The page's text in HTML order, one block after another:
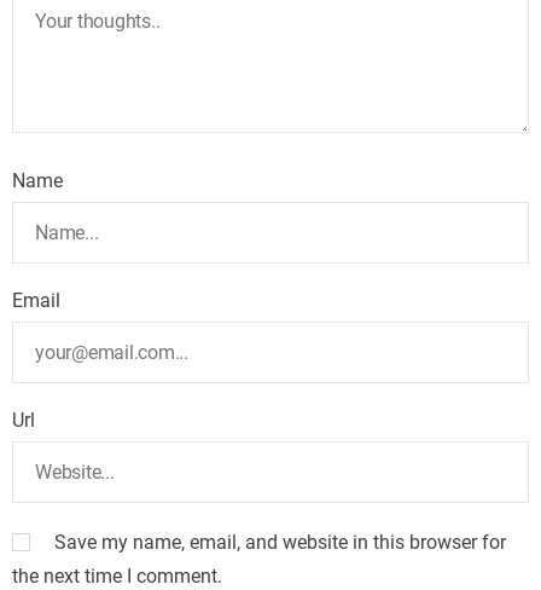
Name
Email
Url
Save my name, email, and website in this browser for
the next time I comment.